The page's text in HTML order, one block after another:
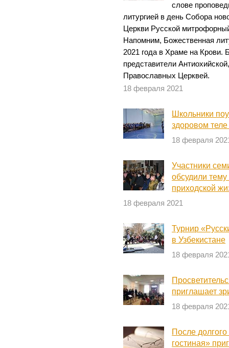
слове
литургией в день Собора
Церкви Русской
Напомним, Божественная
2021 года в Храме на Крови.
представители
Православных Церквей.
18 февраля 2021
Школьники
здоровом
18 февраля
Участники
обсудили
приходской
18 февраля 2021
Турнир
в Узбекистане
18 февраля
приглашает
18 февраля
После
гостиная»